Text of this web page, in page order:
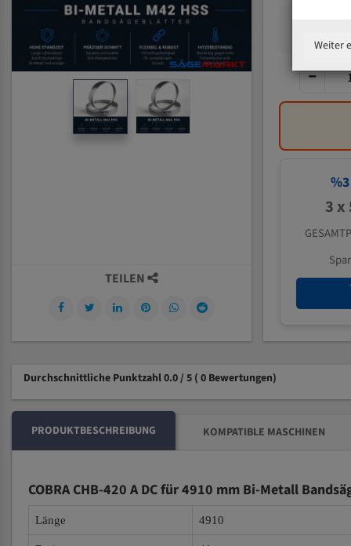
%3
3 x
TEILEN
Durchschnittliche Punktzahl 0.0 / 5 ( 0 Bewertungen)
PRODUKTBESCHREIBUNG KOMPATIBLE MASCHINEN
COBRA CHB-420 A DC für 4910 mm Bi-Metall
Länge 4910
Weiter